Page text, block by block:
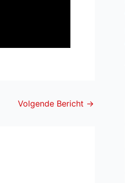
Volgende Bericht →